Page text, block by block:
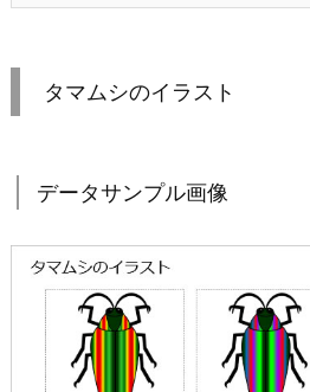
タマムシのイラスト
データサンプル画像